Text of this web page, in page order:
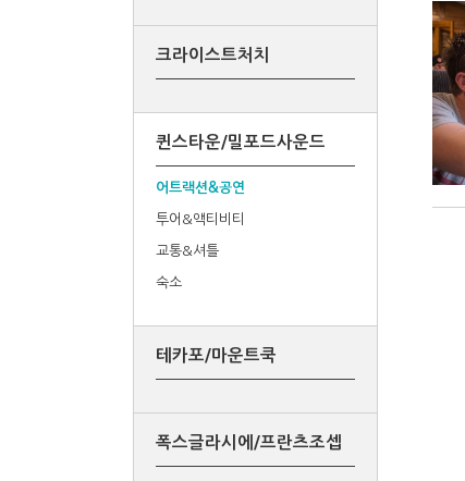
크라이스트처치
퀸스타운/밀포드사운드
어트랙션&공연
투어&액티비티
교통&셔틀
숙소
테카포/마운트쿡
폭스글라시에/프란츠조셉